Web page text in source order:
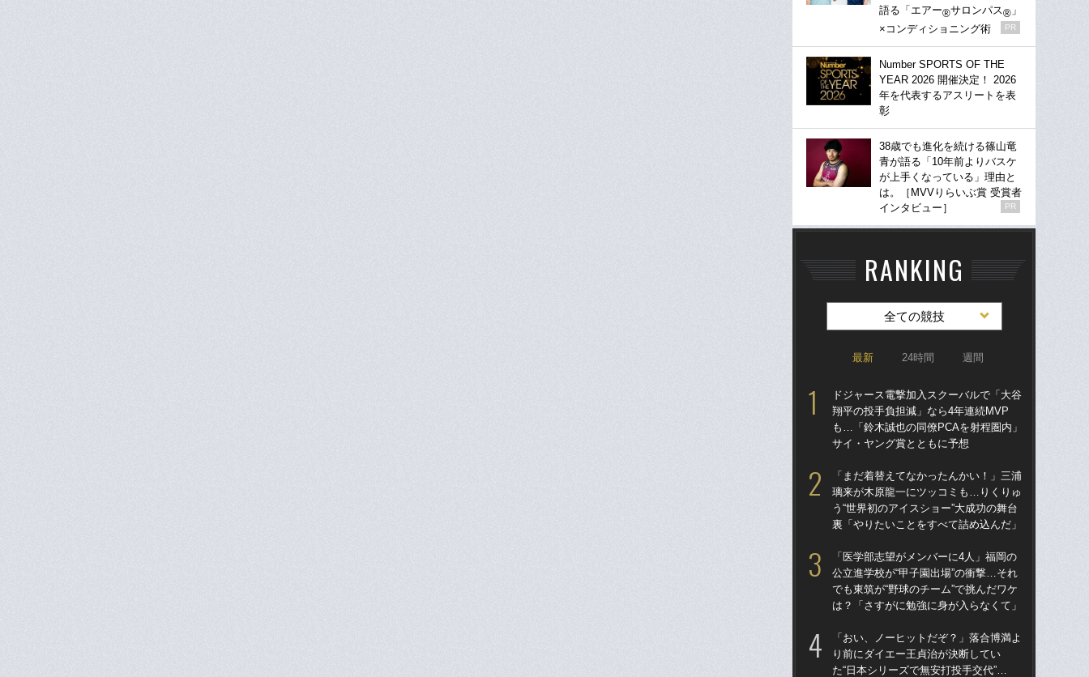
語る「エアー®サロンパス® 」
×コンディショニング術
PR
Number SPORTS OF THE
YEAR 2026 開催決定！ 2026
年を代表するアスリートを表
彰
38歳でも進化を続ける篠山竜
青が語る「10年前よりバスケ
が上手くなっている」理由と
は。［MVVりらいぶ賞 受賞者
インタビュー］
PR
RANKING
全ての競技
最新 24時間 週間
ドジャース電撃加入スクーバルで「大谷
翔平の投手負担減」なら4年連続MVP
も…「鈴木誠也の同僚PCAを射程圏内」
サイ・ヤング賞とともに予想
「まだ着替えてなかったんかい！」三浦
璃来が木原龍一にツッコミも…りくりゅ
う“世界初のアイスショー”大成功の舞台
裏「やりたいことをすべて詰め込んだ」
「医学部志望がメンバーに4人」福岡の
公立進学校が“甲子園出場”の衝撃…それ
でも東筑が“野球のチーム”で挑んだワケ
は？「さすがに勉強に身が入らなくて」
「おい、ノーヒットだぞ？」落合博満よ
り前にダイエー王貞治が決断してい
た“日本シリーズで無安打投手交代”…